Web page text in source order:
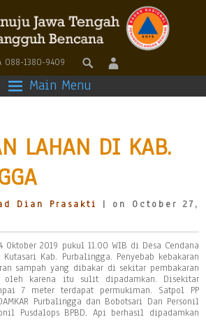
088-1380-9409
Main Menu
LAHAN DI KAB.
Dian Prasakti
| on October 27,
Oktober 2019 pukul 11.00 WIB di Desa Cendana
Kab. Purbalingga. Penyebab kebakaran
sampah yang dibakar di sekitar pembakaran
oleh karena itu sulit dipadamkan. Disekitar
7 meter terdapat permukiman. Satpol PP
Purbalingga dan Bobotsari Dan Personil
Pusdalops BPBD. Api berhasil dipadamkan